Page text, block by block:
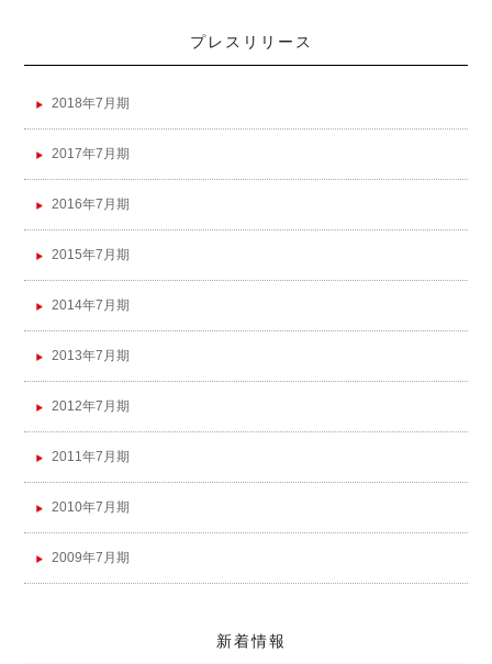
プレスリリース
2018年7月期
2017年7月期
2016年7月期
2015年7月期
2014年7月期
2013年7月期
2012年7月期
2011年7月期
2010年7月期
2009年7月期
新着情報